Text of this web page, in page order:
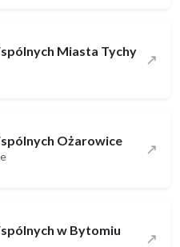
Miasta Tychy
↗
Ożarowice
↗
w Bytomiu
↗